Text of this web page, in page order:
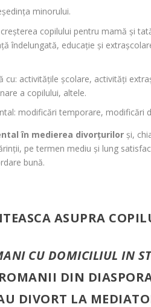
minorului.
copilului pentru mamă și
îndelungată, educație și
cu: activitățile școlare, activități
a copilului, altele.
modificări temporare, modificări
în medierea divorțurilor și,
pe termen mediu și lung
bună.
ASUPRA
CU DOMICILIUL IN
DIN
DIVORT LA